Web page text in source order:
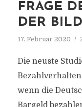
FRAGE
DER
17. Februar 2020
Die neuste
wenn die
Bargeld